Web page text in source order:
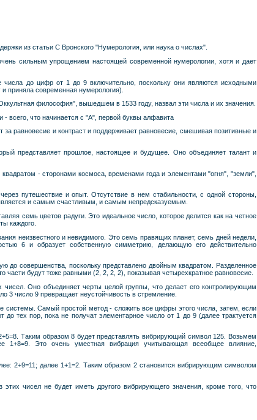
из статьи С Вронского "Нумерология, или наука о числах".
сильным упрощением настоящей современной нумерологии, хотя и дает
числа до цифр от 1 до 9 включительно, поскольку они являются исходными
приняла современная нумерология).
философия", вышедшем в 1533 году, назвал эти числа и их значения.
всего, что начинается с "А", первой буквы алфавита
за равновесие и контраст и поддерживает равновесие, смешивая позитивные и
представляет прошлое, настоящее и будущее. Оно объединяет талант и
- сторонами космоса, временами года и элементами "огня", "земли",
через путешествие и опыт. Отсутствие в нем стабильности, с одной стороны,
и самым счастливым, и самым непредсказуемым.
семь цветов радуги. Это идеальное число, которое делится как на четное
каждого.
неизвестного и невидимого. Это семь правящих планет, семь дней недели,
6 и образует собственную симметрию, делающую его действительно
до совершенства, поскольку представлено двойным квадратом. Разделенное
части будут тоже равными (2, 2, 2, 2), показывая четырехкратное равновесие.
Оно объединяет черты целой группы, что делает его контролирующим
3 число 9 превращает неустойчивость в стремление.
Самый простой метод - сложить все цифры этого числа, затем, если
тех пор, пока не получат элементарное число от 1 до 9 (далее трактуется
Таким образом 8 будет представлять вибрирующий символ 125. Возьмем
Это очень уместная вибрация учитывающая всеобщее влияние,
2+9=11; далее 1+1=2. Таким образом 2 становится вибрирующим символом
чисел не будет иметь другого вибрирующего значения, кроме того, что